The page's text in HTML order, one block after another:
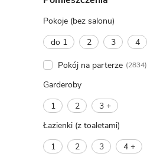
Pokoje (bez salonu)
do 1
2 3 4
Pokój na parterze (2834)
Garderoby
1
2
3 +
Łazienki (z toaletami)
1
2 3
4 +